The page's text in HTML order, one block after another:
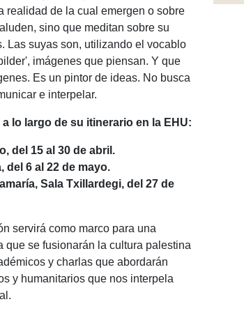
realidad de la cual emergen o sobre
sino que meditan sobre su
Las suyas son, utilizando el vocablo
imágenes que piensan. Y que
Es un pintor de ideas. No busca
e interpelar.
lo largo de su itinerario en la EHU:
del 15 al 30 de abril.
del 6 al 22 de mayo.
Sala Txillardegi, del 27 de
servirá como marco para una
se fusionarán la cultura palestina
y charlas que abordarán
y humanitarios que nos interpela